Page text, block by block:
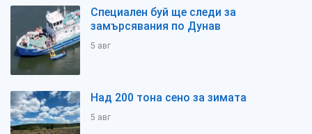
Специален буй ще следи за
замърсявания по Дунав
5 авг
Над 200 тона сено за зимата
5 авг